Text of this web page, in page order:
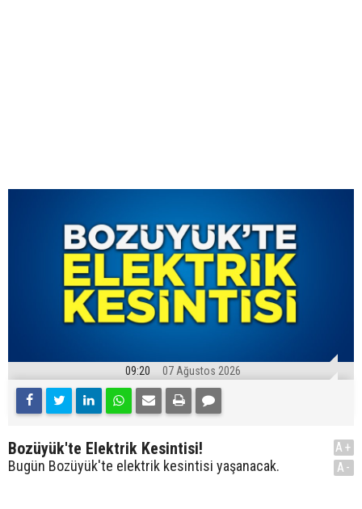
09:20 07 Ağustos 2026
Bozüyük'te Elektrik Kesintisi!
Bugün Bozüyük'te elektrik kesintisi yaşanacak.
A+
A-